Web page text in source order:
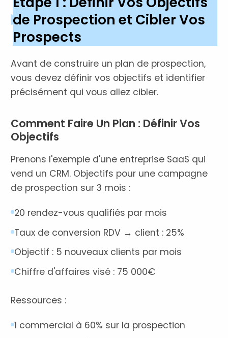
de Prospection et Cibler Vos
Prospects
Avant de construire un plan de prospection,
vous devez définir vos objectifs et identifier
précisément qui vous allez cibler.
Comment Faire Un Plan : Définir Vos
Objectifs
Prenons l'exemple d'une entreprise SaaS qui
vend un CRM. Objectifs pour une campagne
de prospection sur 3 mois :
20 rendez-vous qualifiés par mois
Taux de conversion RDV → client : 25%
Objectif : 5 nouveaux clients par mois
Chiffre d'affaires visé : 75 000€
Ressources :
1 commercial à 60% sur la prospection